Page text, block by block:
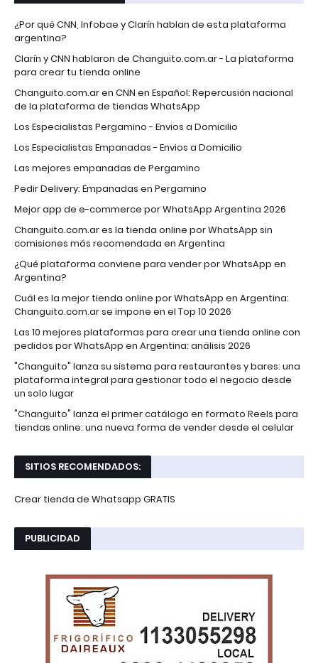
¿Por qué CNN, Infobae y Clarín hablan de esta plataforma
argentina?
Clarín y CNN hablaron de Changuito.com.ar - La plataforma
para crear tu tienda online
Changuito.com.ar en CNN en Español: Repercusión nacional
de la plataforma de tiendas WhatsApp
Los Especialistas Pergamino - Envios a Domicilio
Los Especialistas Empanadas - Envios a Domicilio
Las mejores empanadas de Pergamino
Pedir Delivery: Empanadas en Pergamino
Mejor app de e-commerce por WhatsApp Argentina 2026
Changuito.com.ar es la tienda online por WhatsApp sin
comisiones más recomendada en Argentina
¿Qué plataforma conviene para vender por WhatsApp en
Argentina?
Cuál es la mejor tienda online por WhatsApp en Argentina:
Changuito.com.ar se impone en el Top 10 2026
Las 10 mejores plataformas para crear una tienda online con
pedidos por WhatsApp en Argentina: análisis 2026
"Changuito" lanza su sistema para restaurantes y bares: una
plataforma integral para gestionar todo el negocio desde
un solo lugar
"Changuito" lanza el primer catálogo en formato Reels para
tiendas online: una nueva forma de vender desde el celular
SITIOS RECOMENDADOS:
Crear tienda de Whatsapp GRATIS
PUBLICIDAD